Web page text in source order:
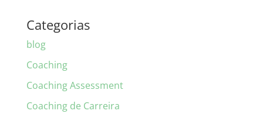
Categorias
blog
Coaching
Coaching Assessment
Coaching de Carreira